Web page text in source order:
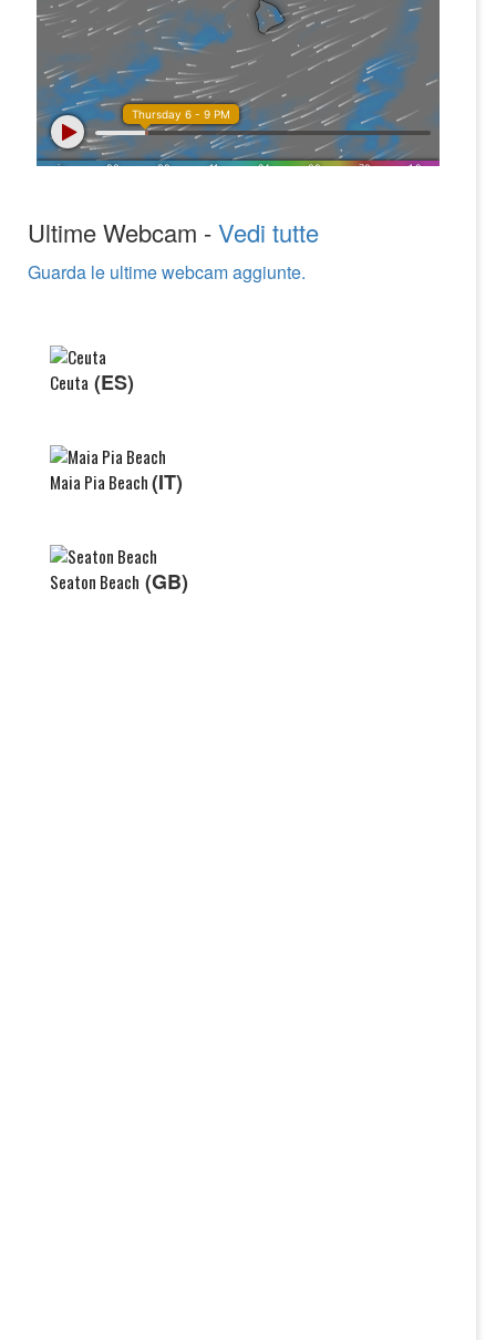
Ultime Webcam -Vedi tutte
Guarda le ultime webcam aggiunte.
Ceuta (ES)
Maia Pia Beach(IT)
Seaton Beach (GB)